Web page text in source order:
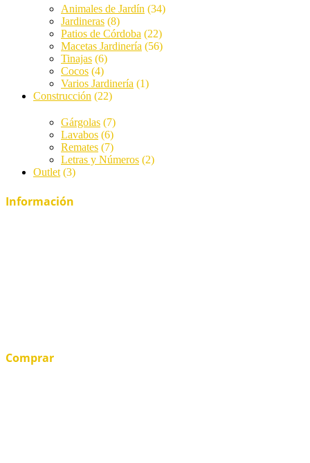
Animales de Jardín (34)
Jardineras (8)
Patios de Córdoba (22)
Macetas Jardinería (56)
Tinajas (6)
Cocos (4)
Varios Jardinería (1)
Construcción (22)
Gárgolas (7)
Lavabos (6)
Remates (7)
Letras y Números (2)
Outlet (3)
Información
Comprar